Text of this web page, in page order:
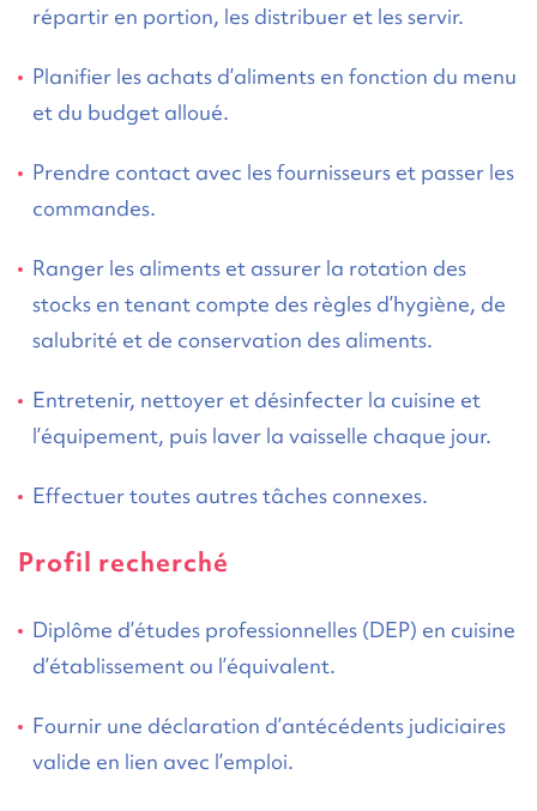
répartir en portion, les distribuer et les servir.
Planifier les achats d’aliments en fonction du menu
et du budget alloué.
Prendre contact avec les fournisseurs et passer les
commandes.
Ranger les aliments et assurer la rotation des
stocks en tenant compte des règles d’hygiène, de
salubrité et de conservation des aliments.
Entretenir, nettoyer et désinfecter la cuisine et
l’équipement, puis laver la vaisselle chaque jour.
Effectuer toutes autres tâches connexes.
Profil recherché
Diplôme d’études professionnelles (DEP) en cuisine
d’établissement ou l’équivalent.
Fournir une déclaration d’antécédents judiciaires
valide en lien avec l’emploi.